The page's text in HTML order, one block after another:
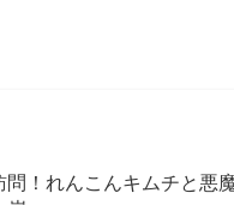
問！れんこんキムチと悪